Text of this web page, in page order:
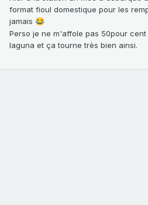
format fioul domestique pour les
jamais 😂
Perso je ne m'affole pas 50pour
laguna et ça tourne très bien ainsi.